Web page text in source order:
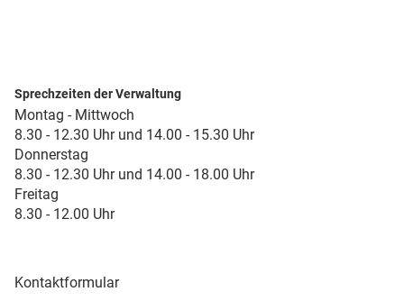
Sprechzeiten der Verwaltung
Montag - Mittwoch
8.30 - 12.30 Uhr und 14.00 - 15.30 Uhr
Donnerstag
8.30 - 12.30 Uhr und 14.00 - 18.00 Uhr
Freitag
8.30 - 12.00 Uhr
Kontaktformular